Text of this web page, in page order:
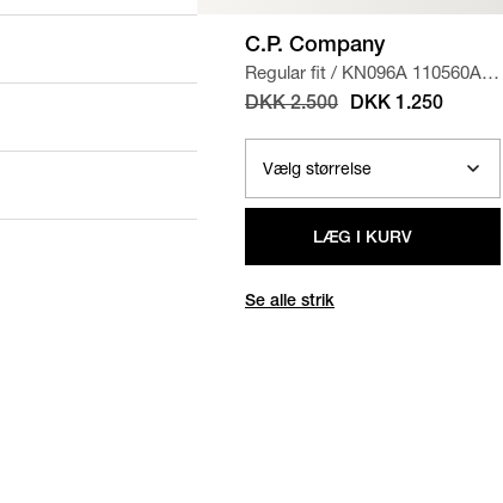
C.P. Company
Regular fit / KN096A 110560A
STRIK
SAND
DKK 2.500 DKK 1.250
LÆG I KURV
Se alle strik